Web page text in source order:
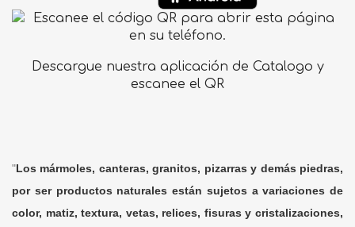
Descargue nuestra aplicación de Catalogo y
escanee el QR
"Los mármoles, canteras, granitos, pizarras y demás piedras,
por ser productos naturales están sujetos a variaciones de
color, matiz, textura, vetas, relices, fisuras y cristalizaciones,